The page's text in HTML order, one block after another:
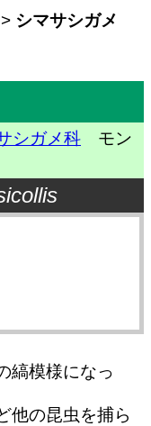
> シマサシガメ
シガメ科 モン
縞模様になっ
他の昆虫を捕ら